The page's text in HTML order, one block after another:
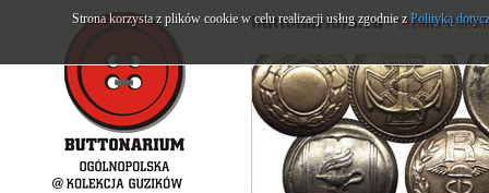
buttonarium.eu- Strona
Strona korzysta z plików cookie w celu realizacji usług zgodnie zPolityką